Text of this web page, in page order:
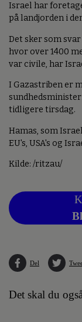
Israel har
på landjorden i
Det sker som
hvor over 1400
var civile, har
I Gazastriben er
tidligere tirsdag.
Hamas, som
EU's, USA's og
Kilde: /ritzau/
Del
Det skal du